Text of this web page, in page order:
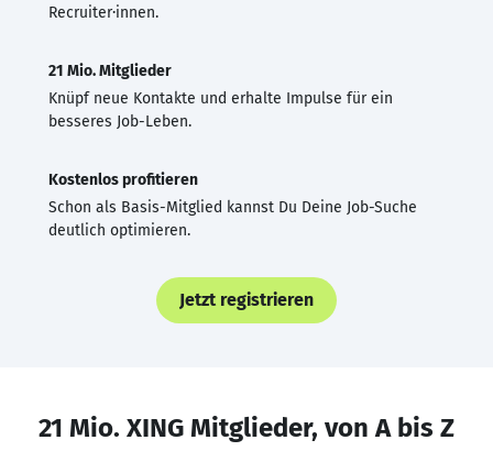
Recruiter·innen.
21 Mio. Mitglieder
Knüpf neue Kontakte und erhalte Impulse für ein
besseres Job-Leben.
Kostenlos profitieren
Schon als Basis-Mitglied kannst Du Deine Job-Suche
deutlich optimieren.
Jetzt registrieren
21 Mio. XING Mitglieder, von A bis Z